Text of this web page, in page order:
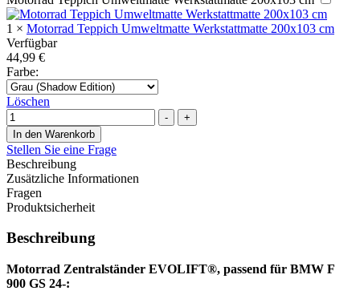
1 × Motorrad Teppich Umweltmatte Werkstattmatte 200x103 cm
Verfügbar
44,99 €
Farbe:
Löschen
Menge
-
+
In den Warenkorb
Stellen Sie eine Frage
Beschreibung
Zusätzliche Informationen
Fragen
Produktsicherheit
Beschreibung
Motorrad Zentralständer EVOLIFT®, passend für BMW F
900 GS 24-: